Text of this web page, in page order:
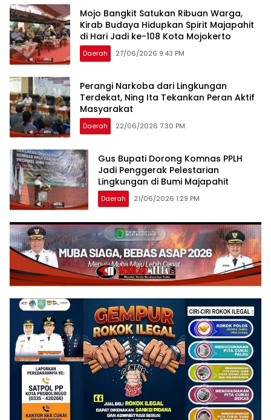
Mojo Bangkit Satukan Ribuan Warga,
Kirab Budaya Hidupkan Spirit Majapahit
di Hari Jadi ke-108 Kota Mojokerto
Daerah 27/06/2026 9:43 PM
Perangi Narkoba dari Lingkungan
Terdekat, Ning Ita Tekankan Peran Aktif
Masyarakat
Daerah 22/06/2026 7:30 PM
Gus Bupati Dorong Komnas PPLH
Jadi Penggerak Pelestarian
Lingkungan di Bumi Majapahit
Daerah 21/06/2026 1:29 PM